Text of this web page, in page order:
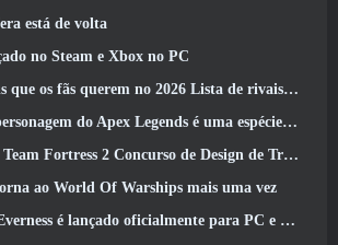
está de volta
no Steam e Xbox no PC
no 2026 Lista de rivais da Marvel com maior probabilidade e qual a probabilidade de eles acontecerem
do Apex Legends é uma espécie de demônio da velocidade
Fortress 2 Concurso de Design de Troféu ÜBERFEST
ao World Of Warships mais uma vez
é lançado oficialmente para PC e consoles